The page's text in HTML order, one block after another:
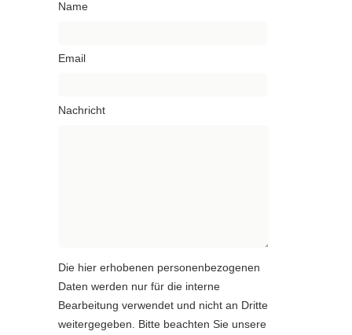
Name
Email
Nachricht
Die hier erhobenen personenbezogenen
Daten werden nur für die interne
Bearbeitung verwendet und nicht an Dritte
weitergegeben. Bitte beachten Sie unsere